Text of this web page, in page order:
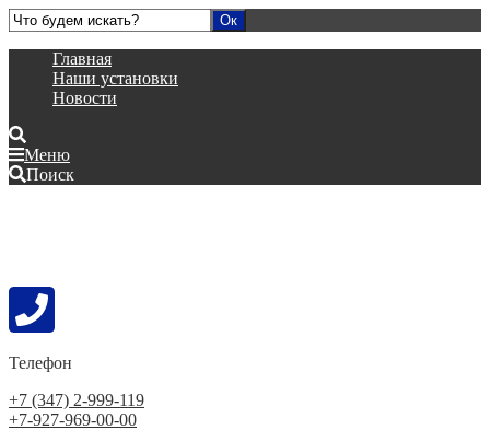
Главная
Наши установки
Новости
Меню
Поиск
Телефон
+7 (347) 2-999-119
+7-927-969-00-00